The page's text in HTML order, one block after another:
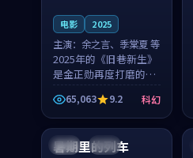
电影 2025
主演： 余之言、季棠夏 等
2025年的《旧巷新生》
是金正勋再度打磨的科
幻佳作。英国的取景与
雨夜物语的氛围相互成
就，余之言与季棠夏的
对手戏自然克制，让整
部影片在悬念与温度
65,063 9.2 科幻
中国 杜比
暑期里的列车